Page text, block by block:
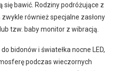
się bawić. Rodziny podróżujące z
również specjalne zasłony
tzw. baby monitor z wibracją.
bidonów i światełka nocne LED,
podczas wieczornych